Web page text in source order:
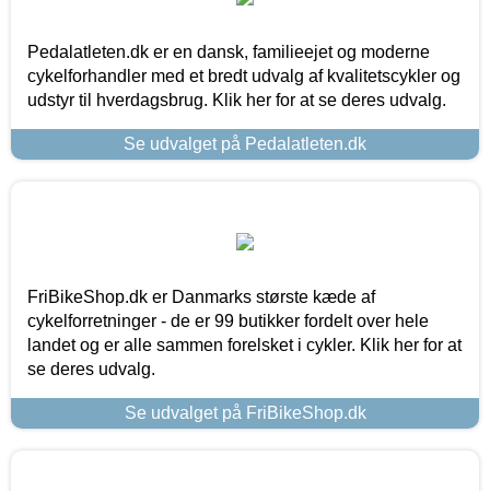
Pedalatleten.dk er en dansk, familieejet og moderne
cykelforhandler med et bredt udvalg af kvalitetscykler og
udstyr til hverdagsbrug. Klik her for at se deres udvalg.
Se udvalget på Pedalatleten.dk
FriBikeShop.dk er Danmarks største kæde af
cykelforretninger - de er 99 butikker fordelt over hele
landet og er alle sammen forelsket i cykler. Klik her for at
se deres udvalg.
Se udvalget på FriBikeShop.dk